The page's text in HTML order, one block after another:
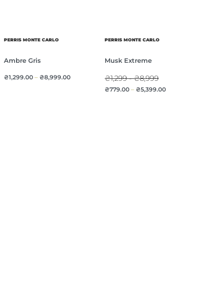
PERRIS MONTE CARLO
Ambre Gris
₴1,299.00– ₴8,999.00
PERRIS MONTE CARLO
Musk Extreme
₴1,299 - ₴8,999
₴779.00 – ₴5,399.00